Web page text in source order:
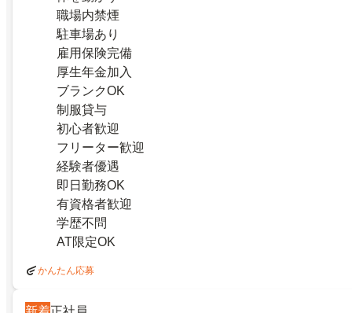
職場内禁煙
駐車場あり
雇用保険完備
厚生年金加入
ブランクOK
制服貸与
初心者歓迎
フリーター歓迎
経験者優遇
即日勤務OK
有資格者歓迎
学歴不問
AT限定OK
かんたん応募